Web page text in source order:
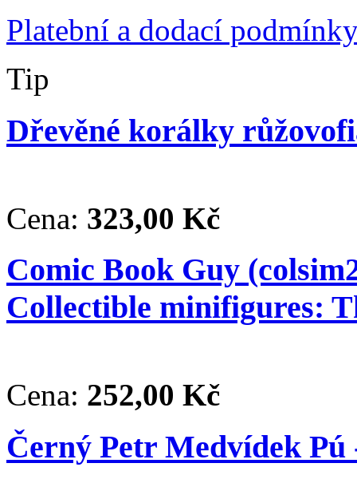
Platební a dodací
Tip
Dřevěné korálky
Cena: 323,00 Kč
Comic Book Guy
Collectible minifigures:
Cena: 252,00 Kč
Černý Petr Medvídek